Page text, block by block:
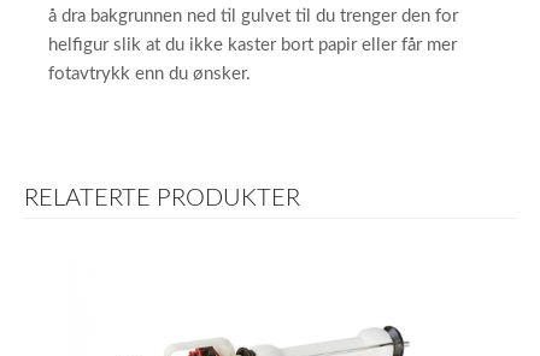
å dra bakgrunnen ned til gulvet til du trenger den for
helfigur slik at du ikke kaster bort papir eller får mer
fotavtrykk enn du ønsker.
RELATERTE PRODUKTER